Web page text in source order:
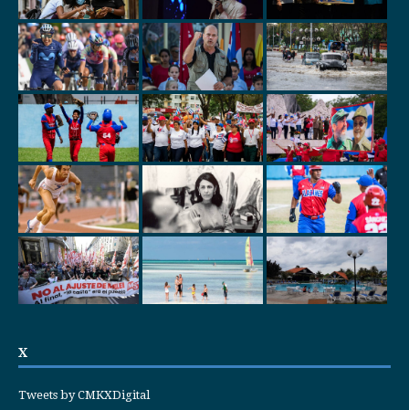
X
Tweets by CMKXDigital